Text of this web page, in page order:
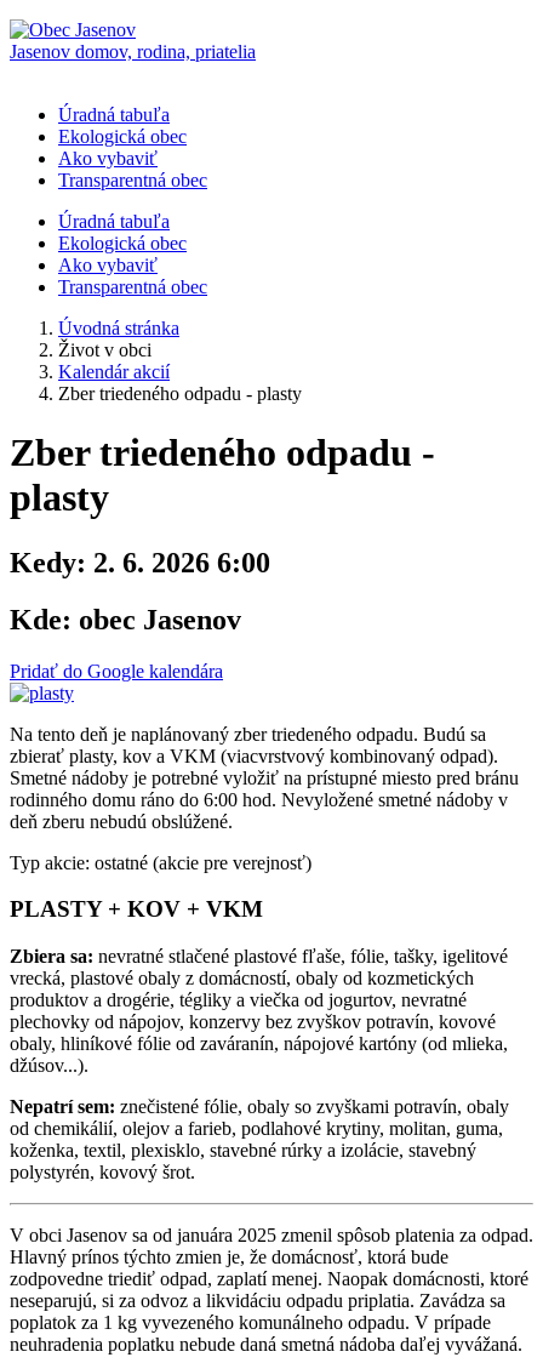
Jasenov domov, rodina, priatelia
Úradná tabuľa
Ekologická obec
Ako vybaviť
Transparentná obec
Úradná tabuľa
Ekologická obec
Ako vybaviť
Transparentná obec
Úvodná stránka
Život v obci
Kalendár akcií
Zber triedeného odpadu - plasty
Zber triedeného odpadu -
plasty
Kedy: 2. 6. 2026 6:00
Kde: obec Jasenov
Pridať do Google kalendára
Na tento deň je naplánovaný zber triedeného odpadu. Budú sa
zbierať plasty, kov a VKM (viacvrstvový kombinovaný odpad).
Smetné nádoby je potrebné vyložiť na prístupné miesto pred bránu
rodinného domu ráno do 6:00 hod. Nevyložené smetné nádoby v
deň zberu nebudú obslúžené.
Typ akcie: ostatné (akcie pre verejnosť)
PLASTY + KOV + VKM
Zbiera sa: nevratné stlačené plastové fľaše, fólie, tašky, igelitové
vrecká, plastové obaly z domácností, obaly od kozmetických
produktov a drogérie, tégliky a viečka od jogurtov, nevratné
plechovky od nápojov, konzervy bez zvyškov potravín, kovové
obaly, hliníkové fólie od zaváranín, nápojové kartóny (od mlieka,
džúsov...).
Nepatrí sem: znečistené fólie, obaly so zvyškami potravín, obaly
od chemikálií, olejov a farieb, podlahové krytiny, molitan, guma,
koženka, textil, plexisklo, stavebné rúrky a izolácie, stavebný
polystyrén, kovový šrot.
V obci Jasenov sa od januára 2025 zmenil spôsob platenia za odpad.
Hlavný prínos týchto zmien je, že domácnosť, ktorá bude
zodpovedne triediť odpad, zaplatí menej. Naopak domácnosti, ktoré
neseparujú, si za odvoz a likvidáciu odpadu priplatia. Zavádza sa
poplatok za 1 kg vyvezeného komunálneho odpadu. V prípade
neuhradenia poplatku nebude daná smetná nádoba daľej vyvážaná.